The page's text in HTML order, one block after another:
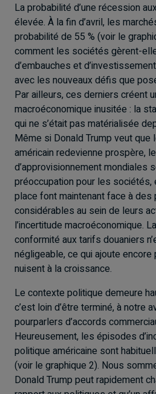
La probabilité d’une récession
élevée. À la fin d’avril, les
probabilité de 55 % (voir le
comment les sociétés gèrent-
d’embauches et
avec les nouveaux défis que
Par ailleurs, ces derniers créent
macroéconomique inusitée : la
qui ne s’était pas matérialisée
Même si Donald Trump veut
américain redevienne prospère,
d’approvisionnement mondiales
préoccupation pour les
place font maintenant face à des
considérables au sein de leurs
l’incertitude macroéconomique.
conformité aux tarifs douaniers
négligeable, ce qui ajoute
nuisent à la croissance.
Le contexte politique demeure
c’est loin d’être terminé, à notre
pourparlers d’accords
Heureusement, les épisodes
politique américaine sont
(voir le graphique 2). Nous
Donald Trump peut rapidement